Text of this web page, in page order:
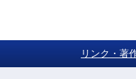
リンク・著